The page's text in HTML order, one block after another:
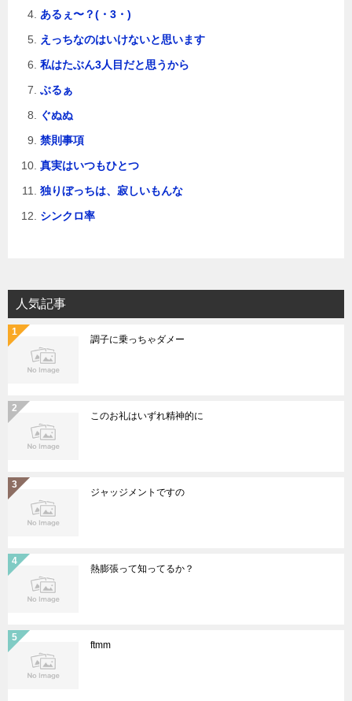
あるぇ〜？(・3・)
えっちなのはいけないと思います
私はたぶん3人目だと思うから
ぶるぁ
ぐぬぬ
禁則事項
真実はいつもひとつ
独りぼっちは、寂しいもんな
シンクロ率
人気記事
調子に乗っちゃダメー
このお礼はいずれ精神的に
ジャッジメントですの
熱膨張って知ってるか？
ftmm